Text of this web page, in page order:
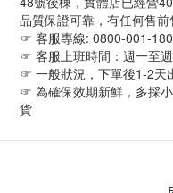
品質保證可靠，有任何售
☞ 客服專線: 0800-001-180
☞ 客服上班時間：週一至
☞ 一般狀況，下單後1-2天
☞ 為確保效期新鮮，多採
貨